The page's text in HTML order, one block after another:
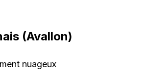
(Avallon)
nuageux